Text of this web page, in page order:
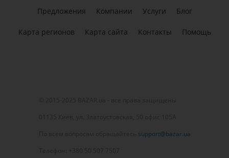
support@bazar.ua
Предложения Компании Услуги Блог
Карта регионов Карта сайта Контакты Помощь